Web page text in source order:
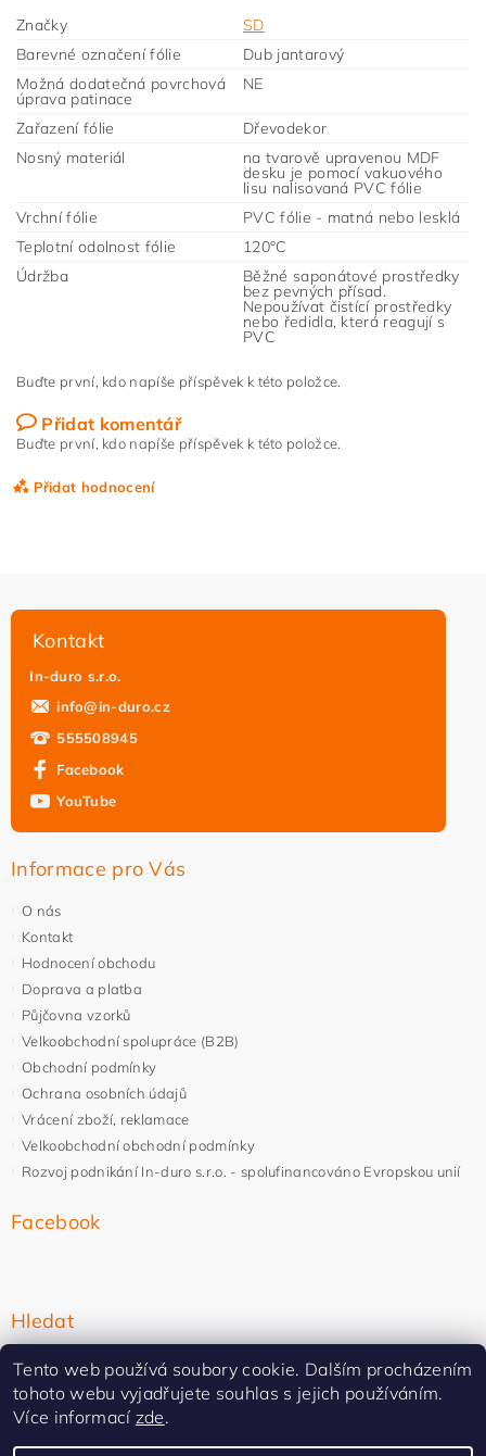
Značky
SD
Barevné označení fólie
Dub jantarový
Možná dodatečná povrchová
úprava patinace
NE
Zařazení fólie
Dřevodekor
Nosný materiál
na tvarově upravenou MDF
desku je pomocí vakuového
lisu nalisovaná PVC fólie
Vrchní fólie
PVC fólie - matná nebo lesklá
Teplotní odolnost fólie
120°C
Údržba
Běžné saponátové prostředky
bez pevných přísad.
Nepoužívat čistící prostředky
nebo ředidla, která reagují s
PVC
Buďte první, kdo napíše příspěvek k této položce.
Přidat komentář
Buďte první, kdo napíše příspěvek k této položce.
Přidat hodnocení
osobních údajů
Kontakt
In-duro s.r.o.
info@in-duro.cz
555508945
Facebook
YouTube
Informace pro Vás
O nás
Kontakt
Hodnocení obchodu
Doprava a platba
Půjčovna vzorků
Velkoobchodní spolupráce (B2B)
Obchodní podmínky
Ochrana osobních údajů
Vrácení zboží, reklamace
Velkoobchodní obchodní podmínky
Rozvoj podnikání In-duro s.r.o. - spolufinancováno Evropskou unií
Facebook
Hledat
Tento web používá soubory cookie. Dalším procházením
tohoto webu vyjadřujete souhlas s jejich používáním.
Více informací zde.